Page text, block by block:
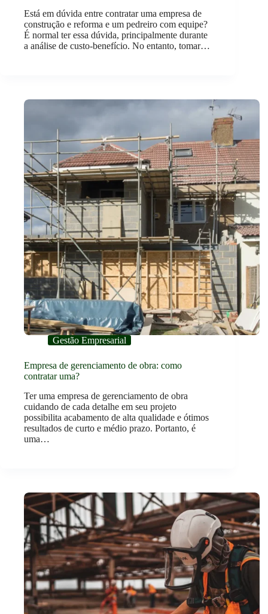
Está em dúvida entre contratar uma empresa de
construção e reforma e um pedreiro com equipe?
É normal ter essa dúvida, principalmente durante
a análise de custo-benefício. No entanto, tomar…
Gestão Empresarial
Empresa de gerenciamento de obra: como
contratar uma?
Ter uma empresa de gerenciamento de obra
cuidando de cada detalhe em seu projeto
possibilita acabamento de alta qualidade e ótimos
resultados de curto e médio prazo. Portanto, é
uma…